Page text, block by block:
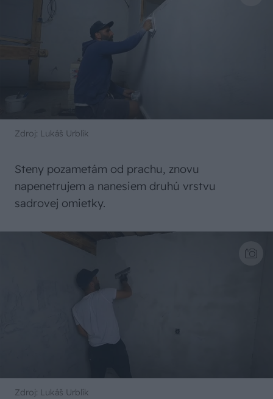
Zdroj: Lukáš Urblík
Steny pozametám od prachu, znovu
napenetrujem a nanesiem druhú vrstvu
sadrovej omietky.
Zdroj: Lukáš Urblík